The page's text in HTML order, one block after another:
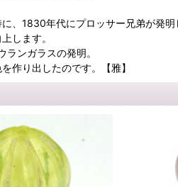
、1830年代にプロッサー兄弟が発
します。
ンガラスの発明。
作り出したのです。【雅】